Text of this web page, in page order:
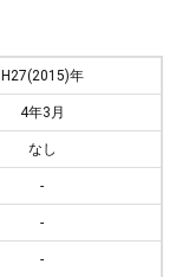
H27(2015)年
4年3月
なし
-
-
-